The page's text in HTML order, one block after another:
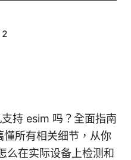
持 esim 吗？全面指南
所有相关细节，从你
么在实际设备上检测和